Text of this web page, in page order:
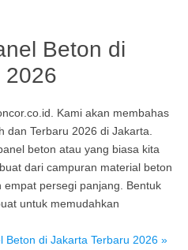
Beton di
2026
Kami akan membahas
Terbaru 2026 di Jakarta.
beton atau yang biasa kita
dari campuran material beton
persegi panjang. Bentuk
untuk memudahkan
Beton di Jakarta Terbaru 2026 »